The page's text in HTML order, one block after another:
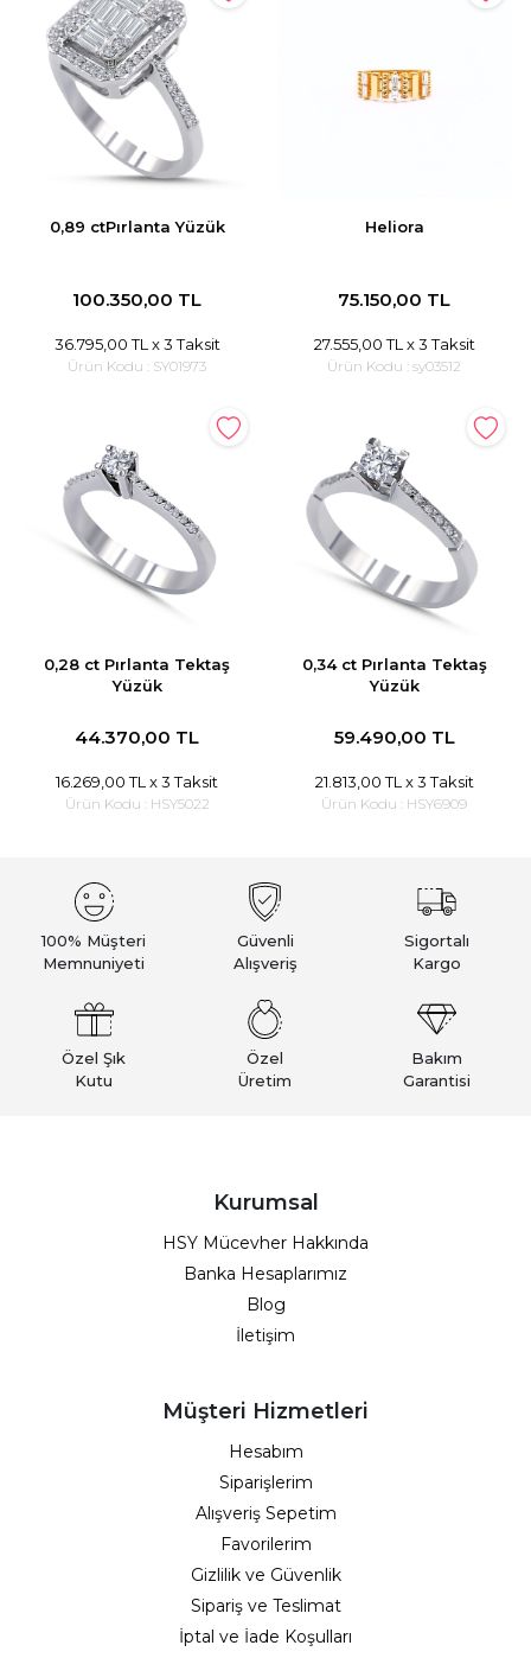
0,89 ctPırlanta Yüzük
100.350,00 TL
36.795,00 TL x 3 Taksit
Ürün Kodu : SY01973
Heliora
75.150,00 TL
27.555,00 TL x 3 Taksit
Ürün Kodu : sy03512
0,28 ct Pırlanta Tektaş
Yüzük
44.370,00 TL
16.269,00 TL x 3 Taksit
Ürün Kodu : HSY5022
0,34 ct Pırlanta Tektaş
Yüzük
59.490,00 TL
21.813,00 TL x 3 Taksit
Ürün Kodu : HSY6909
100% Müşteri
Memnuniyeti
Güvenli
Alışveriş
Sigortalı
Kargo
Özel Şık
Kutu
Özel
Üretim
Bakım
Garantisi
Kurumsal
HSY Mücevher Hakkında
Banka Hesaplarımız
Blog
İletişim
Müşteri Hizmetleri
Hesabım
Siparişlerim
Alışveriş Sepetim
Favorilerim
Gizlilik ve Güvenlik
Sipariş ve Teslimat
İptal ve İade Koşulları